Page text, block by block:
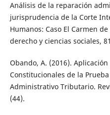
Análisis de la reparación
jurisprudencia de la Corte
Humanos: Caso El Carmen
derecho y ciencias sociales,
Obando, A. (2016).
Constitucionales de la
Administrativo Tributario.
(44).